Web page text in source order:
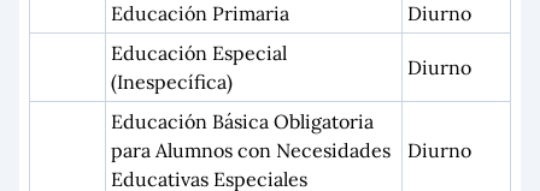
Educación Primaria
Diurno
Educación Especial
(Inespecífica)
Diurno
Educación Básica Obligatoria
para Alumnos con Necesidades
Educativas Especiales
Diurno